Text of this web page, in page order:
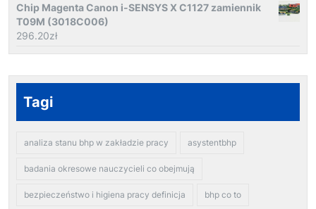
Chip Magenta Canon i-SENSYS X C1127 zamiennik
T09M (3018C006)
296.20zł
Tagi
analiza stanu bhp w zakładzie pracy asystentbhp
badania okresowe nauczycieli co obejmują
bezpieczeństwo i higiena pracy definicja bhp co to